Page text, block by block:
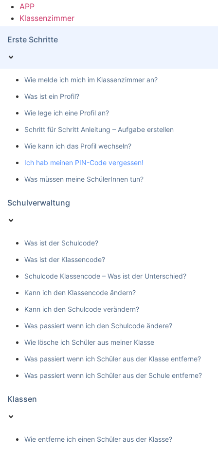
APP
Klassenzimmer
Erste Schritte
Wie melde ich mich im Klassenzimmer an?
Was ist ein Profil?
Wie lege ich eine Profil an?
Schritt für Schritt Anleitung – Aufgabe erstellen
Wie kann ich das Profil wechseln?
Ich hab meinen PIN-Code vergessen!
Was müssen meine SchülerInnen tun?
Schulverwaltung
Was ist der Schulcode?
Was ist der Klassencode?
Schulcode Klassencode – Was ist der Unterschied?
Kann ich den Klassencode ändern?
Kann ich den Schulcode verändern?
Was passiert wenn ich den Schulcode ändere?
Wie lösche ich Schüler aus meiner Klasse
Was passiert wenn ich Schüler aus der Klasse entferne?
Was passiert wenn ich Schüler aus der Schule entferne?
Klassen
Wie entferne ich einen Schüler aus der Klasse?